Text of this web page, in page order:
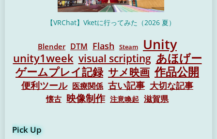
【VRChat】Vketに行ってみた（2026 夏）
Blender DTM Flash Steam Unity
unity1week visual scripting あほげー
ゲームプレイ記録 サメ映画 作品公開
便利ツール 医療関係 古い記事 大切な記事
懐古 映像制作 注意喚起 滋賀県
Pick Up